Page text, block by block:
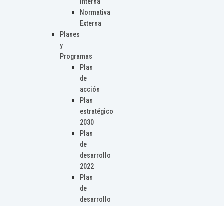
Normativa
Externa
Planes
y
Programas
Plan
de
acción
Plan
estratégico
2030
Plan
de
desarrollo
2022
Plan
de
desarrollo